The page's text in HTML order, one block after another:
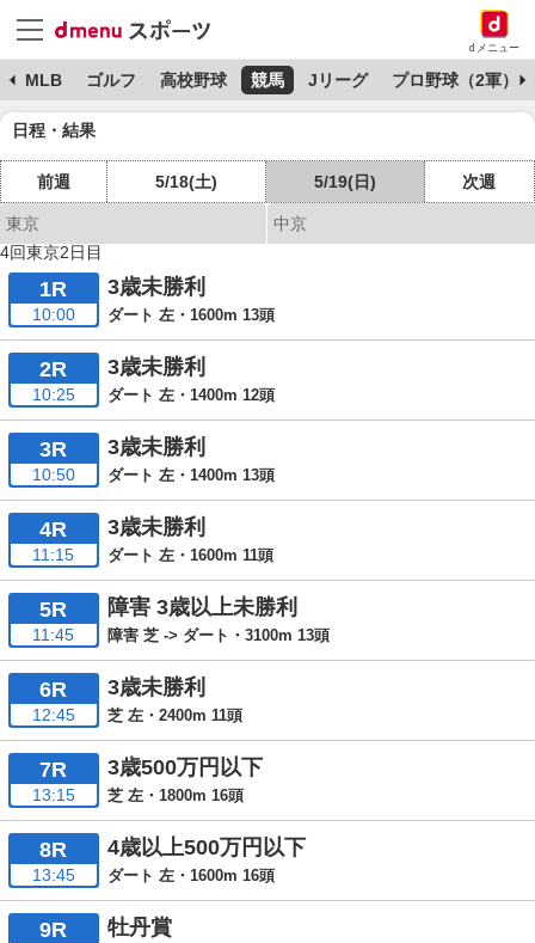
dメニュー
MLB ゴルフ 高校野球 競馬 Jリーグ プロ野球（2軍）
日程・結果
前週 5/18(土) 5/19(日) 次週
東京
中京
4回東京2日目
1R
10:00
3歳未勝利
ダート 左・1600m 13頭
2R
10:25
3歳未勝利
ダート 左・1400m 12頭
3R
10:50
3歳未勝利
ダート 左・1400m 13頭
4R
11:15
3歳未勝利
ダート 左・1600m 11頭
5R
11:45
障害 3歳以上未勝利
障害 芝 -> ダート・3100m 13頭
6R
12:45
3歳未勝利
芝 左・2400m 11頭
7R
13:15
3歳500万円以下
芝 左・1800m 16頭
8R
13:45
4歳以上500万円以下
ダート 左・1600m 16頭
9R 牡丹賞